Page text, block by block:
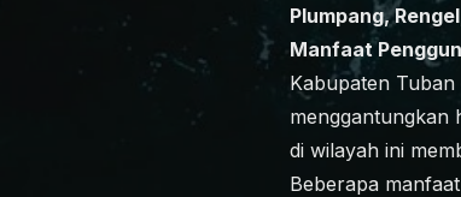
Plumpang,
Manfaat
Kabupaten
menggantungkan
di wilayah ini
Beberapa